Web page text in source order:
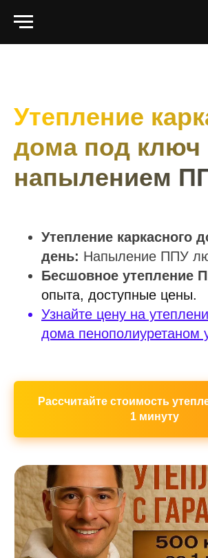
Утепление
дома под ключ
напылением
Утепление каркасного
день: Напыление ППУ
Бесшовное утепление
опыта, доступные цены.
Узнайте цену на
дома пенополиуретаном
Рассчитайте стоимость
1 минуту